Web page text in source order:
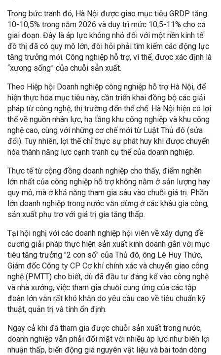
Trong bức tranh đó, Hà Nội được giao mục tiêu GRDP tăng
10-10,5% trong năm 2026 và duy trì mức 10,5-11% cho cả
giai đoạn. Đây là áp lực không nhỏ đối với một nền kinh tế
đô thị đã có quy mô lớn, đòi hỏi phải tìm kiếm các động lực
tăng trưởng mới. Công nghiệp hỗ trợ, vì thế, được xác định là
“xương sống” của chuỗi sản xuất.
Theo Hiệp hội Doanh nghiệp công nghiệp hỗ trợ Hà Nội, để
hiện thực hóa mục tiêu này, cần triển khai đồng bộ các giải
pháp từ công nghệ, thị trường đến thể chế. Hà Nội hiện có lợi
thế về nguồn nhân lực, hạ tầng khu công nghiệp và khu công
nghệ cao, cùng với những cơ chế mới từ Luật Thủ đô (sửa
đổi). Tuy nhiên, lợi thế chỉ thực sự phát huy khi được chuyển
hóa thành năng lực cạnh tranh cụ thể của doanh nghiệp.
Thực tế từ cộng đồng doanh nghiệp cho thấy, điểm nghẽn
lớn nhất của công nghiệp hỗ trợ không nằm ở sản lượng hay
quy mô, mà ở khả năng tham gia sâu vào chuỗi giá trị. Phần
lớn doanh nghiệp trong nước vẫn dừng ở các khâu gia công,
sản xuất phụ trợ với giá trị gia tăng thấp.
Tại hội nghị với các doanh nghiệp hội viên về xây dựng đề
cương giải pháp thực hiện sản xuất kinh doanh gắn với mục
tiêu tăng trưởng "2 con số" của Thủ đô, ông Lê Huy Thức,
Giám đốc Công ty CP Cơ khí chính xác và chuyển giao công
nghệ (PMTT) cho biết, dù đã đầu tư đáng kể vào công nghệ
và nhà xưởng, việc tham gia chuỗi cung ứng của các tập
đoàn lớn vẫn rất khó khăn do yêu cầu cao về tiêu chuẩn kỹ
thuật, quản trị và tính ổn định.
Ngay cả khi đã tham gia được chuỗi sản xuất trong nước,
doanh nghiệp vẫn phải đối mặt với nhiều áp lực như biên lợi
nhuận thấp, biến động giá nguyên vật liệu và bài toán dòng